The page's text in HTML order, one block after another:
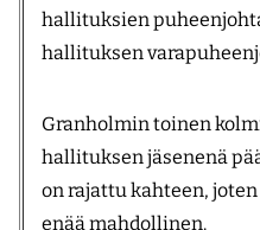
hallituksien
hallituksen
Granholmin toinen
hallituksen jäsenenä
on rajattu kahteen,
enää mahdollinen.